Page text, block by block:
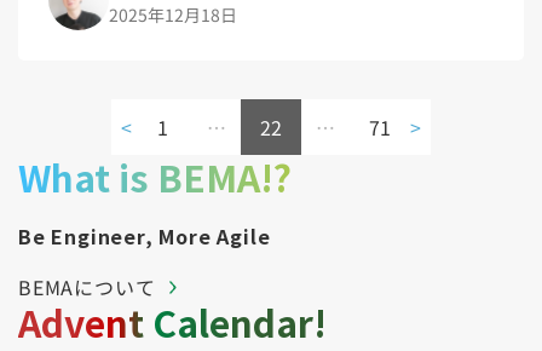
2025年12月18日
< 1 … 22 … 71 >
What is BEMA!?
Be Engineer, More Agile
BEMAについて
Advent Calendar!